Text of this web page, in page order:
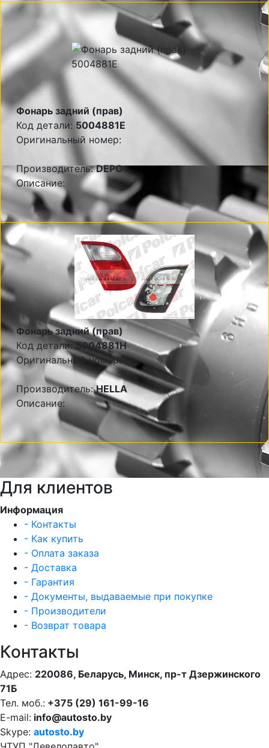
Фонарь задний (прав)
Код детали: 5004881E
Оригинальный номер:
Производитель:DEPO
Описание:
Фонарь задний (прав)
Код детали: 5004881H
Оригинальный номер:
Производитель:HELLA
Описание:
Для клиентов
Информация
- Контакты
- Как купить
- Оплата заказа
- Доставка
- Гарантия
- Документы, выдаваемые при покупке
- Производители
- Возврат товара
Контакты
Адрес: 220086, Беларусь, Минск, пр-т Дзержинского
71Б
Тел. моб.: +375 (29) 161-99-16
E-mail: info@autosto.by
Skype: autosto.by